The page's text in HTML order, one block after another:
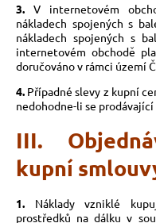
3. V internetovém
nákladech spojených s
nákladech spojených s
internetovém obchodě
doručováno v rámci území
4. Případné slevy z kupní
nedohodne-li se
III.
kupní
1. Náklady vzniklé
prostředků na dálku v